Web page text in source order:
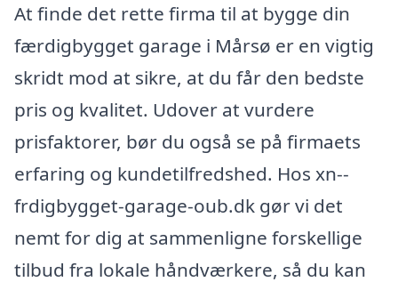
At finde det rette firma til at bygge din
færdigbygget garage i Mårsø er en vigtig
skridt mod at sikre, at du får den bedste
pris og kvalitet. Udover at vurdere
prisfaktorer, bør du også se på firmaets
erfaring og kundetilfredshed. Hos xn--
frdigbygget-garage-oub.dk gør vi det
nemt for dig at sammenligne forskellige
tilbud fra lokale håndværkere, så du kan